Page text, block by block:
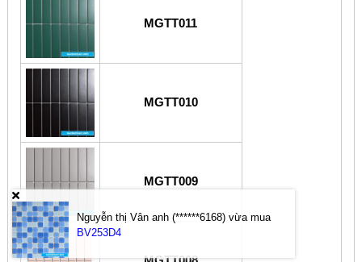
MGTT011
MGTT010
MGTT009
Nguyễn thị Vân anh (******6168) vừa mua
BV253D4